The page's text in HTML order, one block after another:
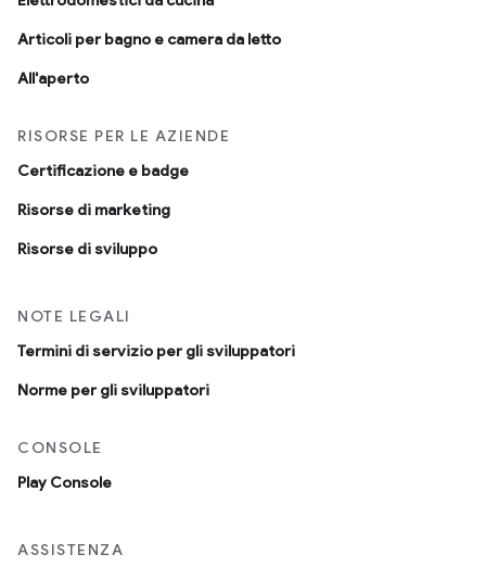
Articoli per bagno e camera da letto
All'aperto
RISORSE PER LE AZIENDE
Certificazione e badge
Risorse di marketing
Risorse di sviluppo
NOTE LEGALI
Termini di servizio per gli sviluppatori
Norme per gli sviluppatori
CONSOLE
Play Console
ASSISTENZA